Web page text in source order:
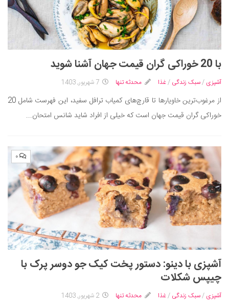
با 20 خوراکی گران‌ قیمت جهان آشنا شوید
آشپزی /سبک زندگی /غذا محدثه تنها 7 شهریور, 1403
از مرغوب‌ترین خاویارها تا قارچ‌های کمیاب ترافل سفید، این فهرست شامل 20
خوراکی گران قیمت جهان است که خیلی از افراد شاید شانس امتحان...
۰
آشپزی با دینو: دستور پخت کیک جو دوسر پرک با
چیپس شکلات
آشپزی /سبک زندگی /غذا محدثه تنها 2 شهریور, 1403